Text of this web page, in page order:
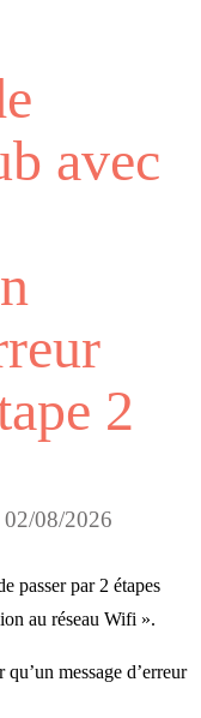
avec
2
02/08/2026
passer par 2 étapes
au réseau Wifi ».
message d’erreur